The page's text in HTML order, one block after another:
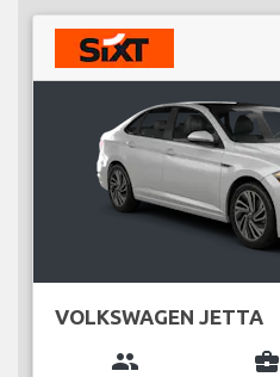
VOLKSWAGEN JETTA
group business_center